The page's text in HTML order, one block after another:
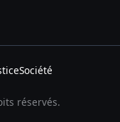
Société
réservés.